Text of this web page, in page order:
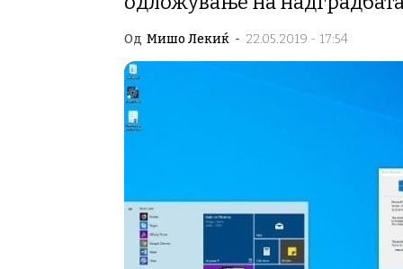
Од Мишо Лекиќ - 22.05.2019 - 17:54